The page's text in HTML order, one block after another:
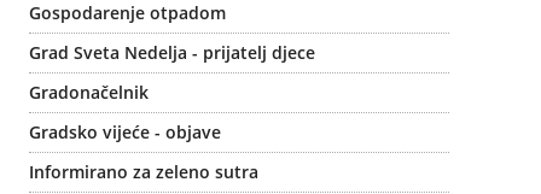
Gospodarenje otpadom
Grad Sveta Nedelja - prijatelj djece
Gradonačelnik
Gradsko vijeće - objave
Informirano za zeleno sutra